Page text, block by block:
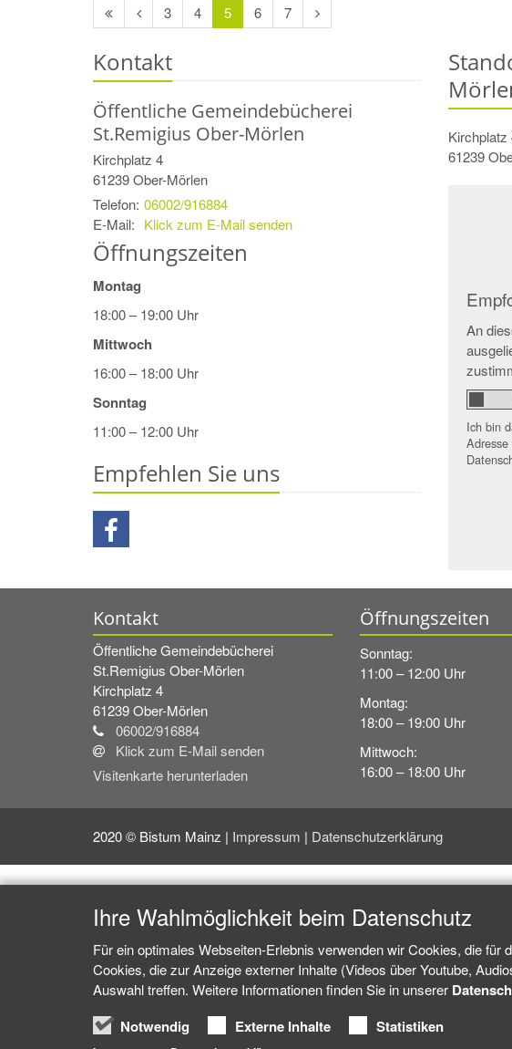
Erste
Seite
Vorherige
Seite
3 4 5 6 7
Nächste
Seite
Kontakt
Öffentliche Gemeindebücherei
St.Remigius Ober-Mörlen
Kirchplatz 4
61239Ober-Mörlen
Telefon: 06002/916884
E-Mail: Klick zum E-Mail senden
Öffnungszeiten
Montag
18:00 – 19:00 Uhr
Mittwoch
16:00 – 18:00 Uhr
Sonntag
11:00 – 12:00 Uhr
Empfehlen Sie uns
Kirchplatz
61239
An
Ich bin
Kontakt
Öffentliche Gemeindebücherei
St.Remigius Ober-Mörlen
Kirchplatz 4
61239Ober-Mörlen
06002/916884
Klick zum E-Mail senden
Visitenkarte herunterladen
Öffnungszeiten
Sonntag:
11:00 – 12:00 Uhr
Montag:
18:00 – 19:00 Uhr
Mittwoch:
16:00 – 18:00 Uhr
2020 © Bistum Mainz | Impressum | Datenschutzerklärung
Ihre Wahlmöglichkeit beim Datenschutz
Für ein optimales Webseiten-Erlebnis verwenden wir Cookies, die
Cookies, die zur Anzeige externer Inhalte (Videos über Youtube,
Auswahl treffen. Weitere Informationen finden Sie in unserer
Notwendig Externe Inhalte Statistiken